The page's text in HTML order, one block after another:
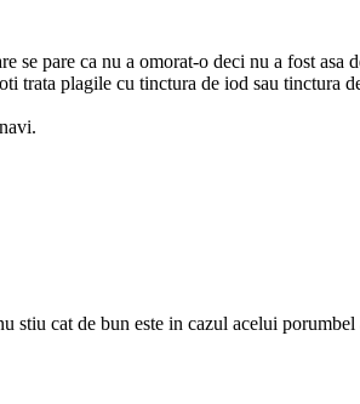
pare ca nu a omorat-o deci nu a fost
plagile cu tinctura de iod sau tinctura
cat de bun este in cazul acelui